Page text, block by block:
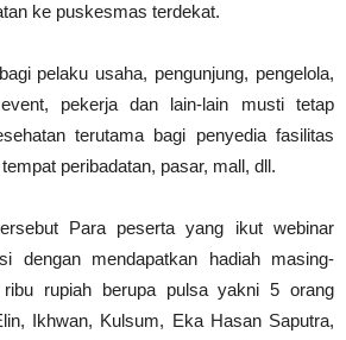
ke puskesmas terdekat.
pelaku usaha, pengunjung, pengelola,
pekerja dan lain-lain musti tetap
terutama bagi penyedia fasilitas
peribadatan, pasar, mall, dll.
Para peserta yang ikut webinar
dengan mendapatkan hadiah masing-
rupiah berupa pulsa yakni 5 orang
Ikhwan, Kulsum, Eka Hasan Saputra,